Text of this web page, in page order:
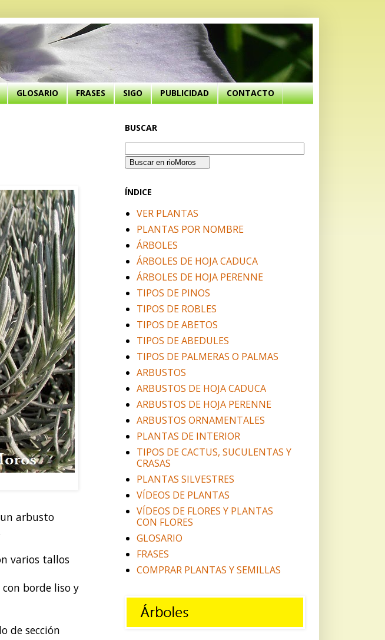
GLOSARIO FRASES SIGO PUBLICIDAD CONTACTO
arbusto
varios tallos
borde liso y
de sección
BUSCAR
ÍNDICE
VER PLANTAS
PLANTAS POR NOMBRE
ÁRBOLES
ÁRBOLES DE HOJA CADUCA
ÁRBOLES DE HOJA PERENNE
TIPOS DE PINOS
TIPOS DE ROBLES
TIPOS DE ABETOS
TIPOS DE ABEDULES
TIPOS DE PALMERAS O PALMAS
ARBUSTOS
ARBUSTOS DE HOJA CADUCA
ARBUSTOS DE HOJA PERENNE
ARBUSTOS ORNAMENTALES
PLANTAS DE INTERIOR
TIPOS DE CACTUS, SUCULENTAS Y
CRASAS
PLANTAS SILVESTRES
VÍDEOS DE PLANTAS
VÍDEOS DE FLORES Y PLANTAS
CON FLORES
GLOSARIO
FRASES
COMPRAR PLANTAS Y SEMILLAS